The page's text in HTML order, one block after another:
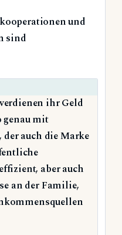
und
sind
ihr Geld
genau mit
auch die Marke
aber auch
an der Familie,